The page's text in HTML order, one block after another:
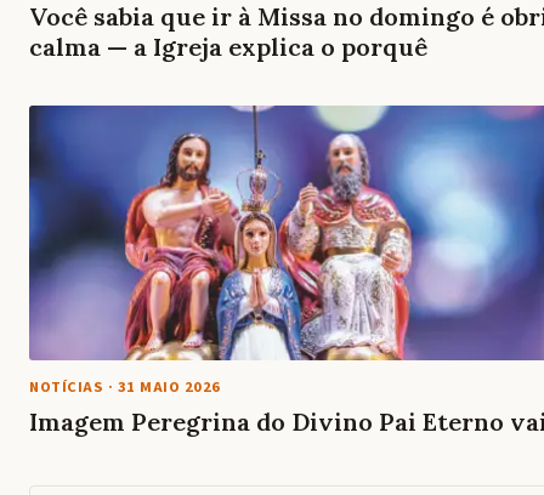
Você sabia que ir à Missa no domingo é
calma — a Igreja explica o porquê
NOTÍCIAS · 31 MAIO 2026
Imagem Peregrina do Divino Pai Eterno